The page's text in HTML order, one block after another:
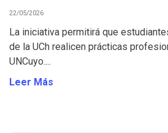
22/05/2026
La iniciativa permitirá que
de la UCh realicen prácticas
UNCuyo....
Leer Más